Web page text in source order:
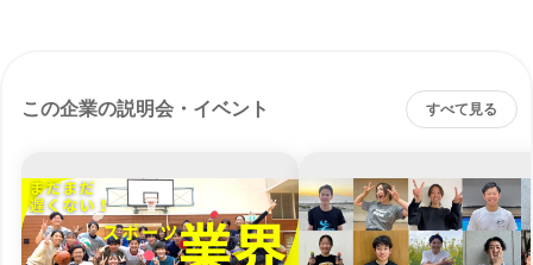
この企業の説明会・イベント すべて見る